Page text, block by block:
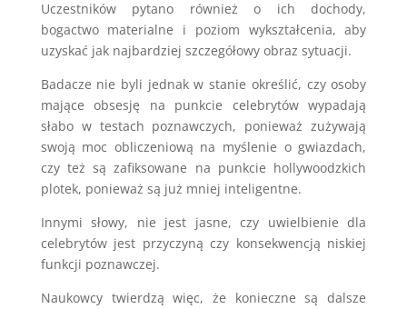
Uczestników pytano również o ich dochody,
bogactwo materialne i poziom wykształcenia, aby
uzyskać jak najbardziej szczegółowy obraz sytuacji.
Badacze nie byli jednak w stanie określić, czy osoby
mające obsesję na punkcie celebrytów wypadają
słabo w testach poznawczych, ponieważ zużywają
swoją moc obliczeniową na myślenie o gwiazdach,
czy też są zafiksowane na punkcie hollywoodzkich
plotek, ponieważ są już mniej inteligentne.
Innymi słowy, nie jest jasne, czy uwielbienie dla
celebrytów jest przyczyną czy konsekwencją niskiej
funkcji poznawczej.
Naukowcy twierdzą więc, że konieczne są dalsze